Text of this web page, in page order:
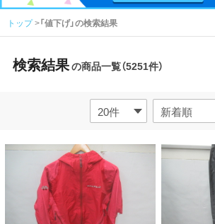
トップ 「値下げ」の検索結果
検索結果の商品一覧（5251件）